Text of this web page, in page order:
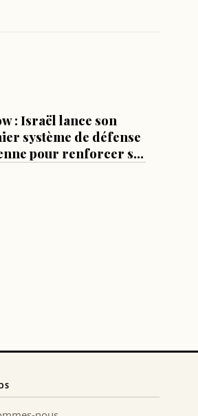
: Israël lance son
système de défense
pour renforcer sa
contre l'Iran